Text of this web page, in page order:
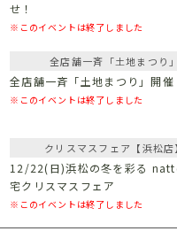
せ！
※このイベントは終了しました
全店舗一斉「土地まつり」
全店舗一斉「土地まつり」開催
※このイベントは終了しました
クリスマスフェア【浜松店
12/22(日)浜松の冬を彩る
宅クリスマスフェア
※このイベントは終了しました